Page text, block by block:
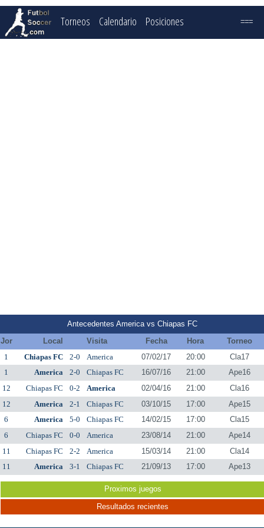
Torneos Calendario Posiciones ===
Antecedentes America vs Chiapas FC
Jor
Local Visita Fecha Hora
Torneo
1
Chiapas FC 2-0 America 07/02/17 20:00
Cla17
1
America 2-0 Chiapas FC 16/07/16 21:00
Ape16
12
Chiapas FC 0-2 America 02/04/16 21:00
Cla16
12
America 2-1 Chiapas FC 03/10/15 17:00
Ape15
6
America 5-0 Chiapas FC 14/02/15 17:00
Cla15
6
Chiapas FC 0-0 America 23/08/14 21:00
Ape14
11
Chiapas FC 2-2 America 15/03/14 21:00
Cla14
11
America 3-1 Chiapas FC 21/09/13 17:00 Ape13
Proximos juegos
Resultados recientes